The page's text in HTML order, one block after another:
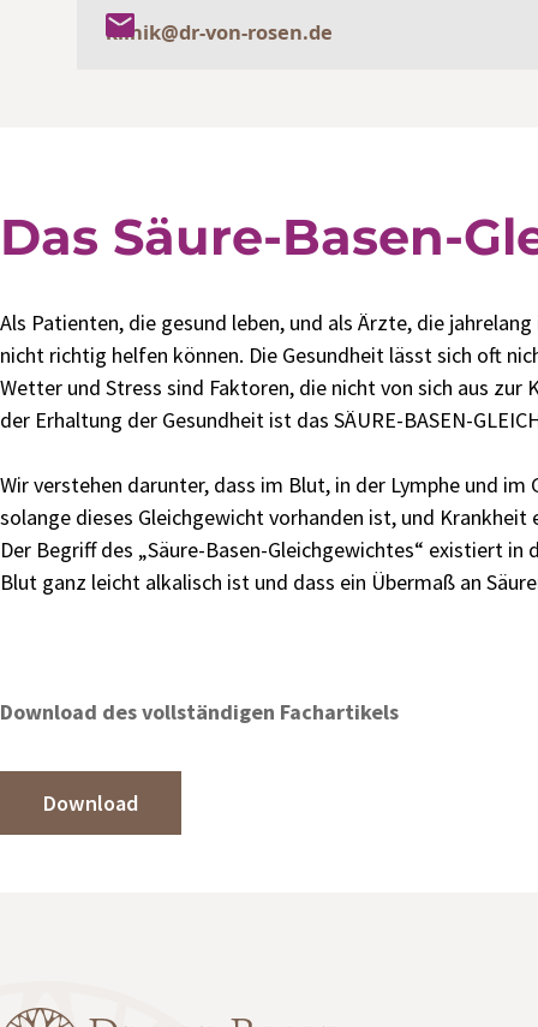
klinik@dr-von-rosen.de
Das Säure-Basen-
Als Patienten, die gesund leben, und als Ärzte, die
nicht richtig helfen können. Die Gesundheit lässt sich oft
Wetter und Stress sind Faktoren, die nicht von sich aus
der Erhaltung der Gesundheit ist das SÄURE-BASEN-
Wir verstehen darunter, dass im Blut, in der Lymphe und
solange dieses Gleichgewicht vorhanden ist, und
Der Begriff des „Säure-Basen-Gleichgewichtes“ existiert
Blut ganz leicht alkalisch ist und dass ein Übermaß an
Download des vollständigen Fachartikels
Download